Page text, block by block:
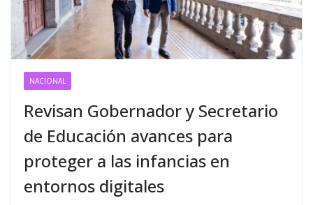
NACIONAL
Revisan Gobernador y Secretario
de Educación avances para
proteger a las infancias en
entornos digitales